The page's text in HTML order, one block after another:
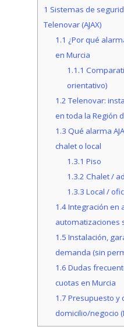
1 Sistemas de
Telenovar (AJAX)
1.1 ¿Por qué
en Murcia
1.1.1
orientativo)
1.2 Telenovar:
en toda la Región
1.3 Qué alarma
chalet o local
1.3.1 Piso
1.3.2 Chalet /
1.3.3 Local /
1.4Integración en
automatizaciones
1.5 Instalación,
demanda (sin
1.6 Dudas
cuotas en Murcia
1.7 Presupuesto y
domicilio/negocio